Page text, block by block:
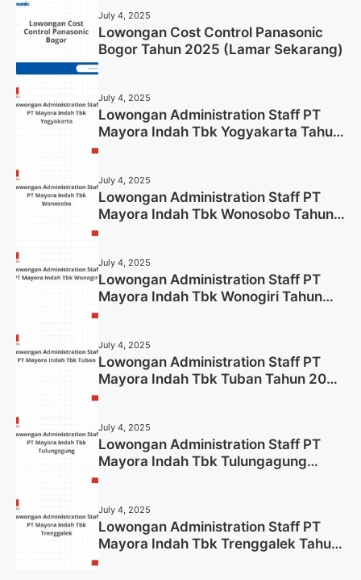
July 4, 2025
Lowongan Cost Control Panasonic
Bogor Tahun 2025 (Lamar Sekarang)
July 4, 2025
Lowongan Administration Staff PT
Mayora Indah Tbk Yogyakarta Tahun
July 4, 2025
Lowongan Administration Staff PT
Mayora Indah Tbk Wonosobo Tahun
July 4, 2025
Lowongan Administration Staff PT
Mayora Indah Tbk Wonogiri Tahun
July 4, 2025
Lowongan Administration Staff PT
Mayora Indah Tbk Tuban Tahun 2025
July 4, 2025
Lowongan Administration Staff PT
Mayora Indah Tbk Tulungagung
July 4, 2025
Lowongan Administration Staff PT
Mayora Indah Tbk Trenggalek Tahun